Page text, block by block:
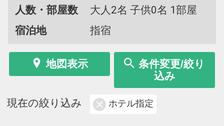
人数・部屋数
大人2名 子供0名 1部屋
宿泊地
指宿
地図表示
条件変更/絞り
込み
現在の絞り込み ホテル指定